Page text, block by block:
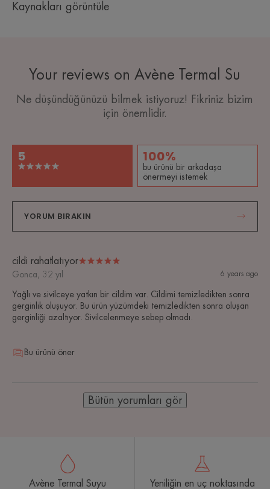
Kaynakları görüntüle
Your reviews on Avène Termal Su
Ne düşündüğünüzü bilmek istiyoruz! Fikriniz bizim
için önemlidir.
5 100%
bu ürünü bir arkadaşa
önermeyi istemek
YORUM BIRAKIN
cildi rahatlatıyor
Gonca, 32 yıl 6 years ago
Yağlı ve sivilceye yatkın bir cildim var. Cildimi temizledikten sonra
gerginlik oluşuyor. Bu ürün yüzümdeki temizledikten sonra oluşan
gerginliği azaltıyor. Sivilcelenmeye sebep olmadı.
Bu ürünü öner
Bütün yorumları gör
Avène Termal Suyu Yeniliğin en uç noktasında